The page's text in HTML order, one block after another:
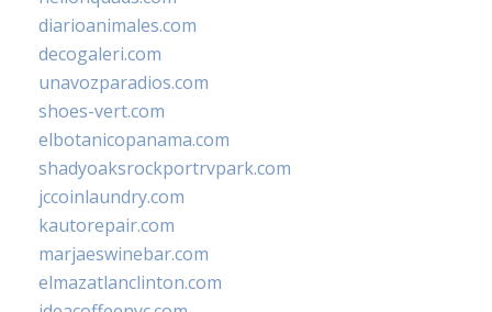
diarioanimales.com
decogaleri.com
unavozparadios.com
shoes-vert.com
elbotanicopanama.com
shadyoaksrockportrvpark.com
jccoinlaundry.com
kautorepair.com
marjaeswinebar.com
elmazatlanclinton.com